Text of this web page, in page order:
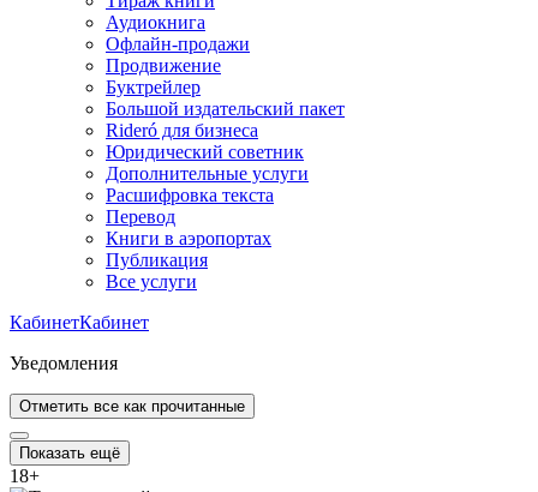
Аудиокнига
Офлайн-продажи
Продвижение
Буктрейлер
Большой издательский пакет
Rideró для бизнеса
Юридический советник
Дополнительные услуги
Расшифровка текста
Перевод
Книги в аэропортах
Публикация
Все услуги
КабинетКабинет
Уведомления
Отметить все как прочитанные
Показать ещё
18+